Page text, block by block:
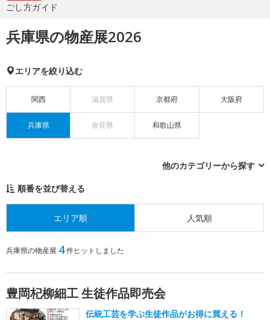
ごし方ガイド
兵庫県の物産展2026
エリアを絞り込む
関西 滋賀県 京都府 大阪府
兵庫県 奈良県 和歌山県
他のカテゴリーから探す
順番を並び替える
エリア順 人気順
兵庫県の物産展 4件ヒットしました
豊岡杞柳細工 生徒作品即売会
伝統工芸を学ぶ生徒作品がお得に買える！